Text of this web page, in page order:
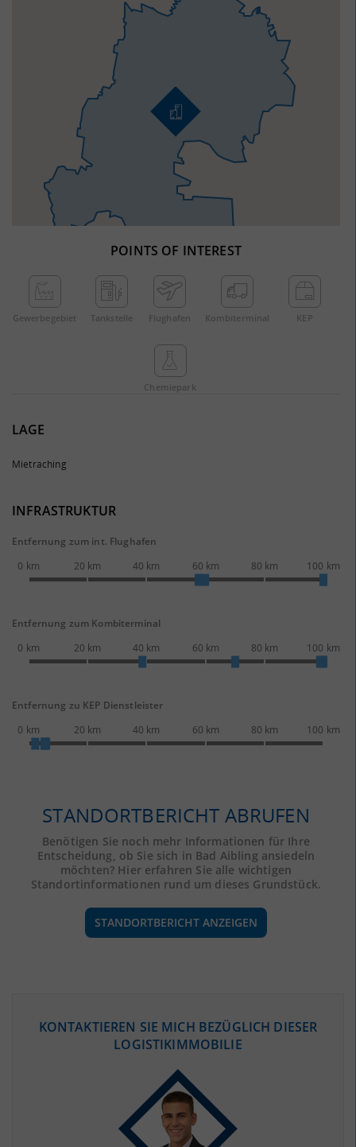
POINTS OF INTEREST
Gewerbe­gebiet Tankstelle Flughafen Kombi­terminal KEP
Chemie­park
LAGE
Mietraching
INFRASTRUKTUR
Entfernung zum int. Flughafen
0 km
20 km 40 km 60 km 80 km 100 km
Entfernung zum Kombiterminal
0 km
20 km 40 km 60 km 80 km 100 km
Entfernung zu KEP Dienstleister
0 km
20 km 40 km 60 km 80 km 100 km
STANDORTBERICHT ABRUFEN
Benötigen Sie noch mehr Informationen für Ihre
Entscheidung, ob Sie sich in Bad Aibling ansiedeln
möchten? Hier erfahren Sie alle wichtigen
Standortinformationen rund um dieses Grundstück.
STANDORTBERICHT ANZEIGEN
(STAND: 12/2019)
(Landkreis / Kreisfreie Stadt)
KONTAKTIEREN SIE MICH BEZÜGLICH DIESER
LOGISTIKIMMOBILIE